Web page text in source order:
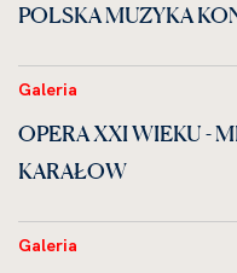
POLSKA MUZYKA
Galeria
OPERA XXI WIEKU -
KARAŁOW
Galeria